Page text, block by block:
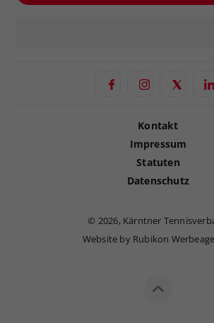
Kontakt
Impressum
Statuten
Datenschutz
© 2026, Kärntner
Website by Rubikon